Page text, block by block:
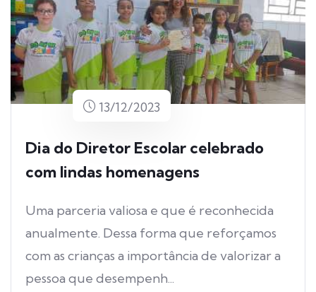
13/12/2023
Dia do Diretor Escolar celebrado
com lindas homenagens
Uma parceria valiosa e que é reconhecida
anualmente. Dessa forma que reforçamos
com as crianças a importância de valorizar a
pessoa que desempenh...